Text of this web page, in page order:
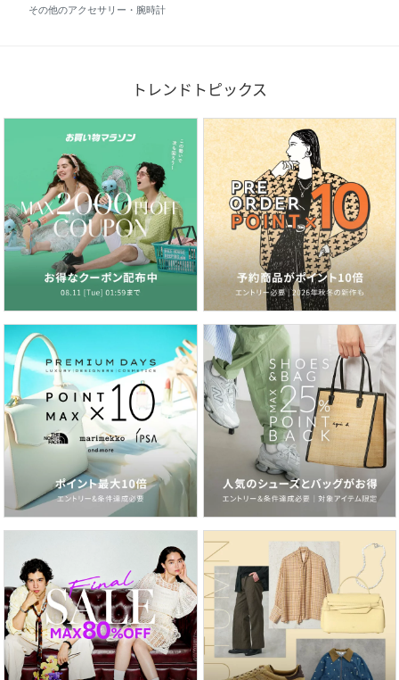
その他のアクセサリー・腕時計
トレンドトピックス